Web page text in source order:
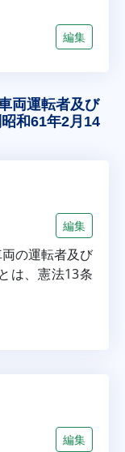
編集
両運転者及び
和61年2月14
編集
の運転者及び
は、憲法13条
編集